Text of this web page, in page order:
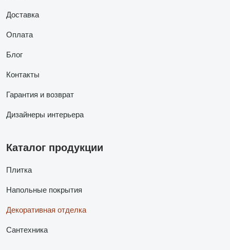
Доставка
Оплата
Блог
Контакты
Гарантия и возврат
Дизайнеры интерьера
Каталог продукции
Плитка
Напольные покрытия
Декоративная отделка
Сантехника